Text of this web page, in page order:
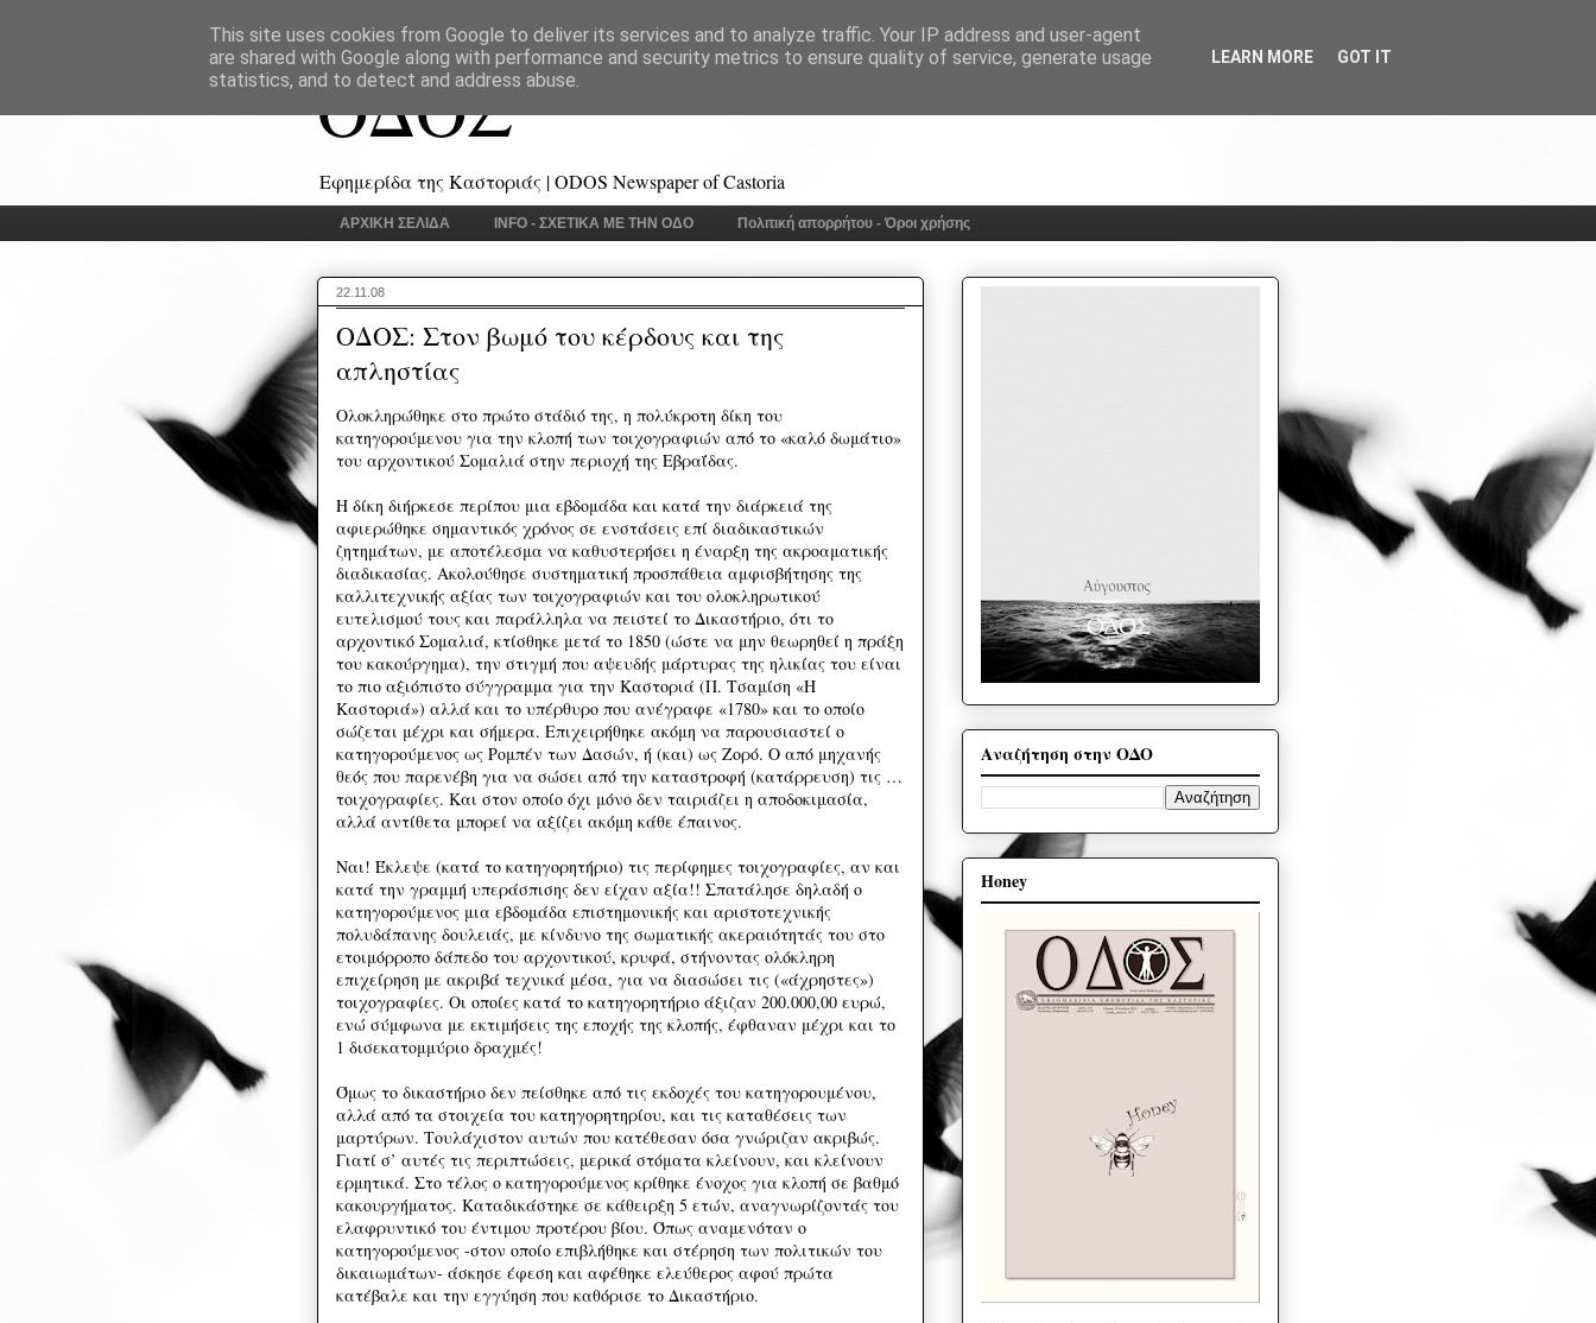
ΟΔΟΣ
Εφημερίδα της Καστοριάς | ODOS Newspaper of Castoria
ΑΡΧΙΚΗ ΣΕΛΙΔΑ INFO - ΣΧΕΤΙΚΑ ΜΕ ΤΗΝ ΟΔΟ Πολιτική απορρήτου - Όροι χρήσης
22.11.08
ΟΔΟΣ: Στον βωμό του κέρδους και της
απληστίας
Ολοκληρώθηκε στο πρώτο στάδιό της, η πολύκροτη δίκη του
κατηγορούμενου για την κλοπή των τοιχογραφιών από το «καλό δωμάτιο»
του αρχοντικού Σομαλιά στην περιοχή της Εβραΐδας.
Η δίκη διήρκεσε περίπου μια εβδομάδα και κατά την διάρκειά της
αφιερώθηκε σημαντικός χρόνος σε ενστάσεις επί διαδικαστικών
ζητημάτων, με αποτέλεσμα να καθυστερήσει η έναρξη της ακροαματικής
διαδικασίας. Ακολούθησε συστηματική προσπάθεια αμφισβήτησης της
καλλιτεχνικής αξίας των τοιχογραφιών και του ολοκληρωτικού
ευτελισμού τους και παράλληλα να πειστεί το Δικαστήριο, ότι το
αρχοντικό Σομαλιά, κτίσθηκε μετά το 1850 (ώστε να μην θεωρηθεί η πράξη
του κακούργημα), την στιγμή που αψευδής μάρτυρας της ηλικίας του είναι
το πιο αξιόπιστο σύγγραμμα για την Καστοριά (Π. Τσαμίση «Η
Καστοριά») αλλά και το υπέρθυρο που ανέγραφε «1780» και το οποίο
σώζεται μέχρι και σήμερα. Επιχειρήθηκε ακόμη να παρουσιαστεί ο
κατηγορούμενος ως Ρομπέν των Δασών, ή (και) ως Ζορό. Ο από μηχανής
θεός που παρενέβη για να σώσει από την καταστροφή (κατάρρευση) τις …
τοιχογραφίες. Και στον οποίο όχι μόνο δεν ταιριάζει η αποδοκιμασία,
αλλά αντίθετα μπορεί να αξίζει ακόμη κάθε έπαινος.
Ναι! Έκλεψε (κατά το κατηγορητήριο) τις περίφημες τοιχογραφίες, αν και
κατά την γραμμή υπεράσπισης δεν είχαν αξία!! Σπατάλησε δηλαδή ο
κατηγορούμενος μια εβδομάδα επιστημονικής και αριστοτεχνικής
πολυδάπανης δουλειάς, με κίνδυνο της σωματικής ακεραιότητάς του στο
ετοιμόρροπο δάπεδο του αρχοντικού, κρυφά, στήνοντας ολόκληρη
επιχείρηση με ακριβά τεχνικά μέσα, για να διασώσει τις («άχρηστες»)
τοιχογραφίες. Οι οποίες κατά το κατηγορητήριο άξιζαν 200.000,00 ευρώ,
ενώ σύμφωνα με εκτιμήσεις της εποχής της κλοπής, έφθαναν μέχρι και το
1 δισεκατομμύριο δραχμές!
Όμως το δικαστήριο δεν πείσθηκε από τις εκδοχές του κατηγορουμένου,
αλλά από τα στοιχεία του κατηγορητηρίου, και τις καταθέσεις των
μαρτύρων. Τουλάχιστον αυτών που κατέθεσαν όσα γνώριζαν ακριβώς.
Γιατί σ’ αυτές τις περιπτώσεις, μερικά στόματα κλείνουν, και κλείνουν
ερμητικά. Στο τέλος ο κατηγορούμενος κρίθηκε ένοχος για κλοπή σε βαθμό
κακουργήματος. Καταδικάστηκε σε κάθειρξη 5 ετών, αναγνωρίζοντάς του
ελαφρυντικό του έντιμου προτέρου βίου. Όπως αναμενόταν ο
κατηγορούμενος -στον οποίο επιβλήθηκε και στέρηση των πολιτικών του
δικαιωμάτων- άσκησε έφεση και αφέθηκε ελεύθερος αφού πρώτα
κατέβαλε και την εγγύηση που καθόρισε το Δικαστήριο.
Αναζήτηση στην ΟΔΟ
Honey
This site uses cookies from Google to deliver its services and to analyze traffic. Your IP address and user-agent
are shared with Google along with performance and security metrics to ensure quality of service, generate usage
statistics, and to detect and address abuse.
LEARN MORE GOT IT